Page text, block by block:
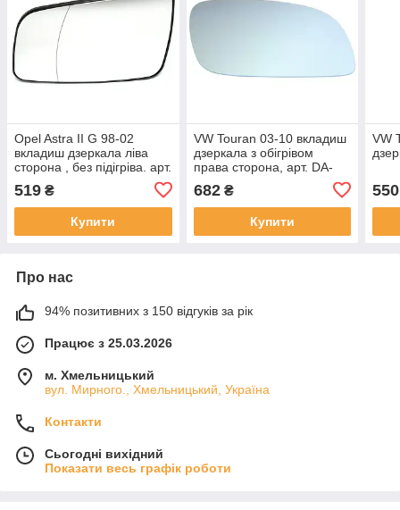
Opel Astra II G 98-02
вкладиш дзеркала ліва
сторона , без підігріва. арт.
519 ₴
Купити
VW Touran 03-10 вкладиш
дзеркала з обігрівом
права сторона, арт. DA-
682₴
Купити
VW
550
Про нас
94% позитивних з 150 відгуків за рік
Працює з 25.03.2026
м. Хмельницький
вул. Мирного., Хмельницький, Україна
Контакти
Сьогодні вихідний
Показати весь графік роботи